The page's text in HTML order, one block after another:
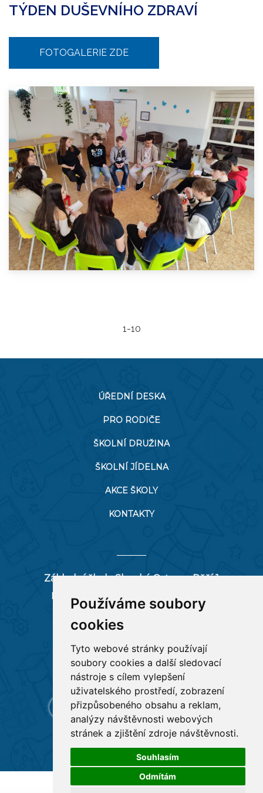
Používáme soubory
cookies
Tyto webové stránky používají
soubory cookies a další sledovací
nástroje s cílem vylepšení
uživatelského prostředí, zobrazení
přizpůsobeného obsahu a reklam,
analýzy návštěvnosti webových
stránek a zjištění zdroje návštěvnosti.
Souhlasím
Odmítám
TÝDEN DUŠEVNÍHO ZDRAVÍ
FOTOGALERIE ZDE
1-10
ÚŘEDNÍ DESKA
PRO RODIČE
ŠKOLNÍ DRUŽINA
ŠKOLNÍ JÍDELNA
AKCE ŠKOLY
KONTAKTY
Základní škola Slezská Ostrava, Pěší 1
Pěší 66/1, 712 00 Ostrava-Muglinov
tel:596 244 880
RYCHLÉ ODKAZY